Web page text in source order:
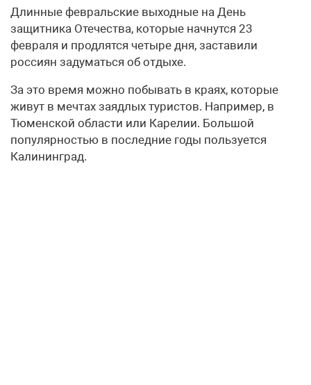
Длинные февральские выходные на День
защитника Отечества, которые начнутся 23
февраля и продлятся четыре дня, заставили
россиян задуматься об отдыхе.
За это время можно побывать в краях, которые
живут в мечтах заядлых туристов. Например, в
Тюменской области или Карелии. Большой
популярностью в последние годы пользуется
Калининград.